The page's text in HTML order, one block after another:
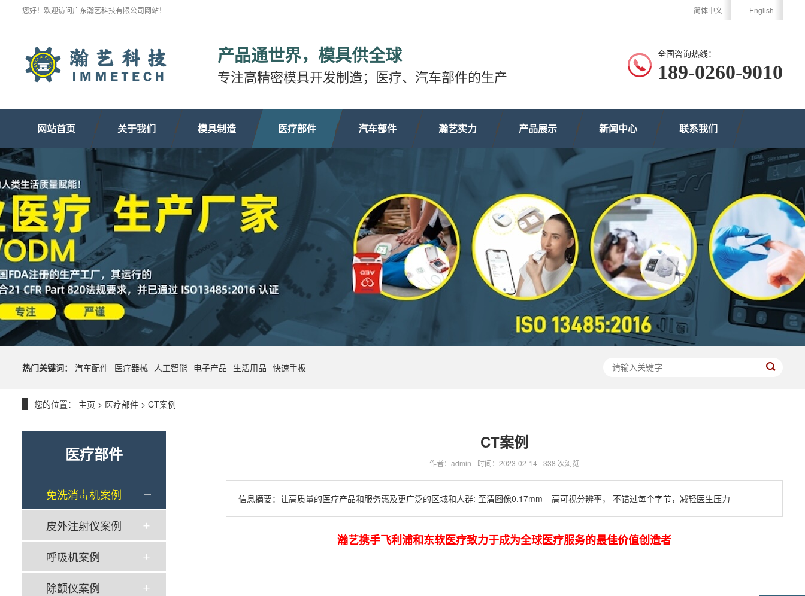
简体中文 English
您好！欢迎访问广东瀚艺科技有限公司网站！
产品通世界，模具供全球
专注高精密模具开发制造；医疗、汽车部件的生产
全国咨询热线：
189-0260-9010
网站首页 关于我们 模具制造 医疗部件 汽车部件 瀚艺实力 产品展示 新闻中心 联系我们
热门关键词： 汽车配件 医疗器械 人工智能 电子产品 生活用品 快速手板
您的位置： 主页 > 医疗部件 > CT案例
医疗部件
免洗消毒机案例
皮外注射仪案例
呼吸机案例
除颤仪案例
CT案例
作者：admin 时间：2023-02-14 338 次浏览
信息摘要： 让高质量的医疗产品和服务惠及更广泛的区域和人群: 至清图像0.17mm---高可视分辨率， 不错过每个字节，减轻医生压力
瀚艺携手飞利浦和东软医疗致力于成为全球医疗服务的最佳价值创造者